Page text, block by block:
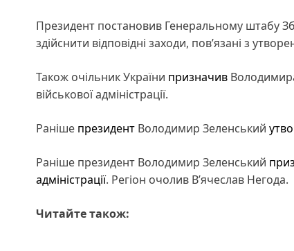
Президент постановив Генеральному штабу
здійснити відповідні заходи, пов’язані з
Також очільник України призначив
військової адміністрації.
Раніше президент Володимир Зеленський
Раніше президент Володимир Зеленський
адміністрації. Регіон очолив В’ячеслав Негода.
Читайте також: